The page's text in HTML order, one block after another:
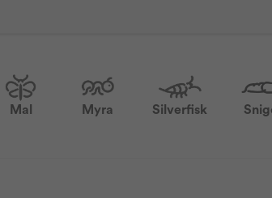
Mal Myra Silverfisk